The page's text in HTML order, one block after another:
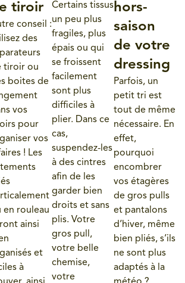
tiroir
conseil :
des
tiroir ou
boites de
vos
pour
vos
! Les
en rouleau
ainsi
et
à
Certains tissus
un peu plus
fragiles, plus
épais ou qui
se froissent
facilement
sont plus
difficiles à
plier. Dans ce
cas,
suspendez-les
à des cintres
afin de les
garder bien
droits et sans
plis. Votre
gros pull,
votre belle
chemise,
votre
hors-
saison
de votre
dressing
Parfois, un
petit tri est
tout de même
nécessaire. En
effet,
pourquoi
encombrer
vos étagères
de gros pulls
et pantalons
d’hiver, même
bien pliés, s’ils
ne sont plus
adaptés à la